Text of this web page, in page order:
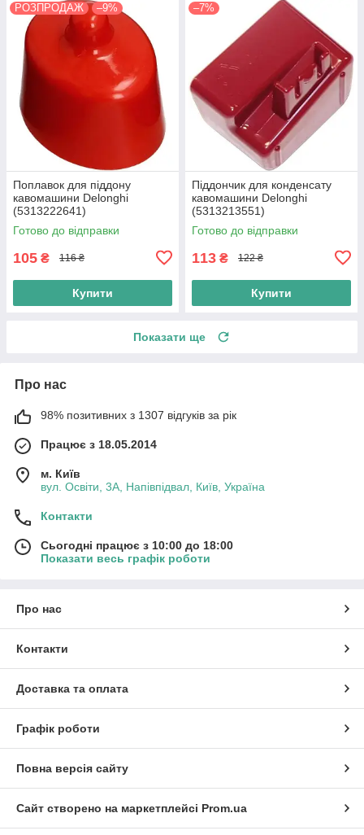
РОЗПРОДАЖ –9%
Поплавок для піддону
кавомашини Delonghi
(5313222641)
Готово до відправки
105 ₴ 116 ₴
Купити
–7%
Піддончик для конденсату
кавомашини Delonghi
(5313213551)
Готово до відправки
113 ₴ 122 ₴
Купити
Показати ще
Про нас
98% позитивних з 1307 відгуків за рік
Працює з 18.05.2014
м. Київ
вул. Освіти, 3А, Напівпідвал, Київ, Україна
Контакти
Сьогодні працює з 10:00 до 18:00
Показати весь графік роботи
Про нас
Контакти
Доставка та оплата
Графік роботи
Повна версія сайту
Сайт створено на маркетплейсі Prom.ua